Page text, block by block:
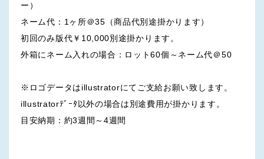
ー）
ネーム代：1ヶ所＠35（商品代別途掛かります）
初回のみ版代￥10,000別途掛かります。
外箱にネーム入れの場合：ロット60個～ネーム代＠50
※ロゴデータはillustratorにてご支給お願い致します。
illustratorﾃﾞｰﾀ以外の場合は別途費用が掛かります。
目安納期：約3週間～4週間